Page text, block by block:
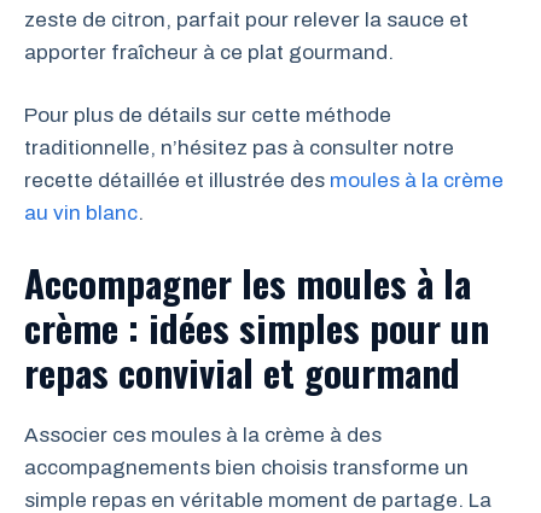
zeste de citron, parfait pour relever la sauce et
apporter fraîcheur à ce plat gourmand.
Pour plus de détails sur cette méthode
traditionnelle, n’hésitez pas à consulter notre
recette détaillée et illustrée des moules à la crème
au vin blanc.
Accompagner les moules à la
crème : idées simples pour un
repas convivial et gourmand
Associer ces moules à la crème à des
accompagnements bien choisis transforme un
simple repas en véritable moment de partage. La